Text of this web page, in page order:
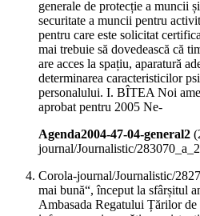
generale de protecție a muncii
securitate a muncii pentru
pentru care este solicitat
mai trebuie să dovedească că
are acces la spațiu, aparatură
determinarea caracteristicilor
personalului. I. BÎTEA Noi
aprobat pentru 2005 Ne-
Agenda2004-47-04-general2 (
journal/Journalistic/
Corola-journal/Journalistic/
mai bună“, început la sfârșitul
Ambasada Regatului Țărilor de